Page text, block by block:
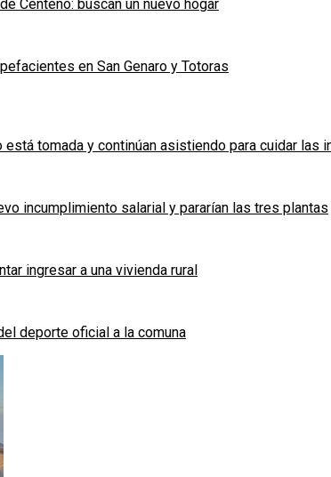
Centeno: buscan un nuevo hogar
en San Genaro y Totoras
tomada y continúan asistiendo para cuidar las
incumplimiento salarial y pararían las tres plantas
ingresar a una vivienda rural
deporte oficial a la comuna